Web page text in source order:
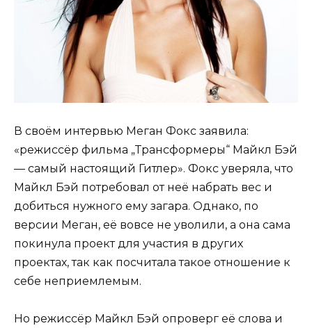
В своём интервью Меган Фокс заявила:
«режиссёр фильма „Трансформеры“ Майкл Бэй
— самый настоящий Гитлер». Фокс уверяла, что
Майкл Бэй потребовал от неё набрать вес и
добиться нужного ему загара. Однако, по
версии Меган, её вовсе не уволили, а она сама
покинула проект для участия в других
проектах, так как посчитала такое отношение к
себе неприемлемым.
Но режиссёр Майкл Бэй опроверг её слова и